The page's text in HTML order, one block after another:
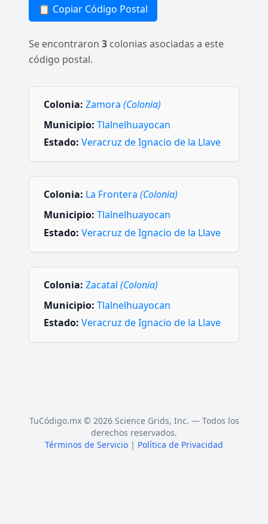
📋 Copiar Código Postal
Se encontraron 3 colonias asociadas a este
código postal.
Colonia: Zamora (Colonia)
Municipio: Tlalnelhuayocan
Estado: Veracruz de Ignacio de la Llave
Colonia: La Frontera (Colonia)
Municipio: Tlalnelhuayocan
Estado: Veracruz de Ignacio de la Llave
Colonia: Zacatal (Colonia)
Municipio: Tlalnelhuayocan
Estado: Veracruz de Ignacio de la Llave
TuCódigo.mx © 2026 Science Grids, Inc. — Todos los
derechos reservados.
Términos de Servicio | Política de Privacidad